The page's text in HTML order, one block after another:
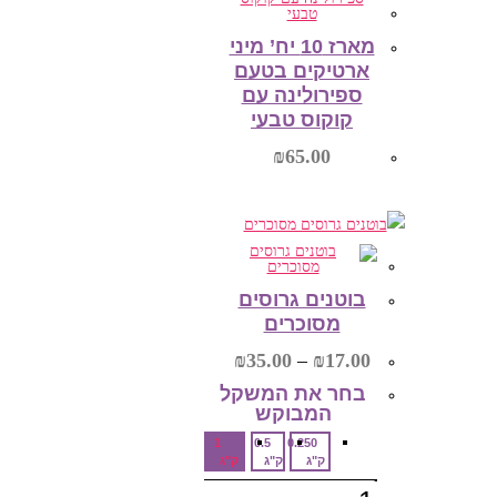
המוצר
מארז 10 יח’ מיני
ארטיקים בטעם
ספירולינה עם
קוקוס טבעי
₪65.00
הוספה לסל
בוטנים גרוסים
מסוכרים
₪17.00
–
₪35.00 טווח
מחירים:
בחר את המשקל
המבוקש‎
0.250
ק"ג
0.5
ק"ג
1
ק"ג